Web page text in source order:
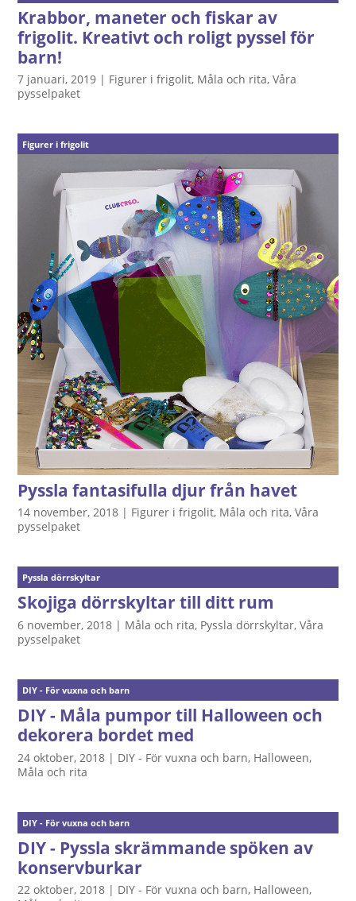
Krabbor, maneter och fiskar av
frigolit. Kreativt och roligt pyssel för
barn!
7 januari, 2019 | Figurer i frigolit, Måla och rita,Våra
pysselpaket
Figurer i frigolit
Pyssla fantasifulla djur från havet
14 november, 2018 | Figurer i frigolit, Måla och rita,Våra
pysselpaket
Pyssla dörrskyltar
Skojiga dörrskyltar till ditt rum
6 november, 2018 | Måla och rita, Pyssla dörrskyltar,Våra
pysselpaket
DIY - För vuxna och barn
DIY - Måla pumpor till Halloween och
dekorera bordet med
24 oktober, 2018 | DIY - För vuxna och barn, Halloween,
Måla och rita
DIY - För vuxna och barn
DIY - Pyssla skrämmande spöken av
konservburkar
22 oktober, 2018 | DIY - För vuxna och barn, Halloween,